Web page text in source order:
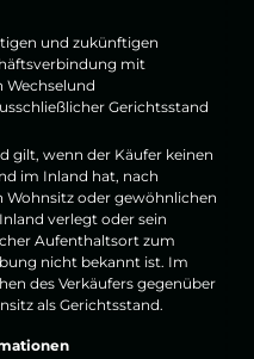
und zukünftigen
mit
Wechselund
Gerichtsstand
gilt, wenn der Käufer keinen
im Inland hat, nach
Wohnsitz oder gewöhnlichen
verlegt oder sein
Aufenthaltsort zum
nicht bekannt ist. Im
des Verkäufers gegenüber
als Gerichtsstand.